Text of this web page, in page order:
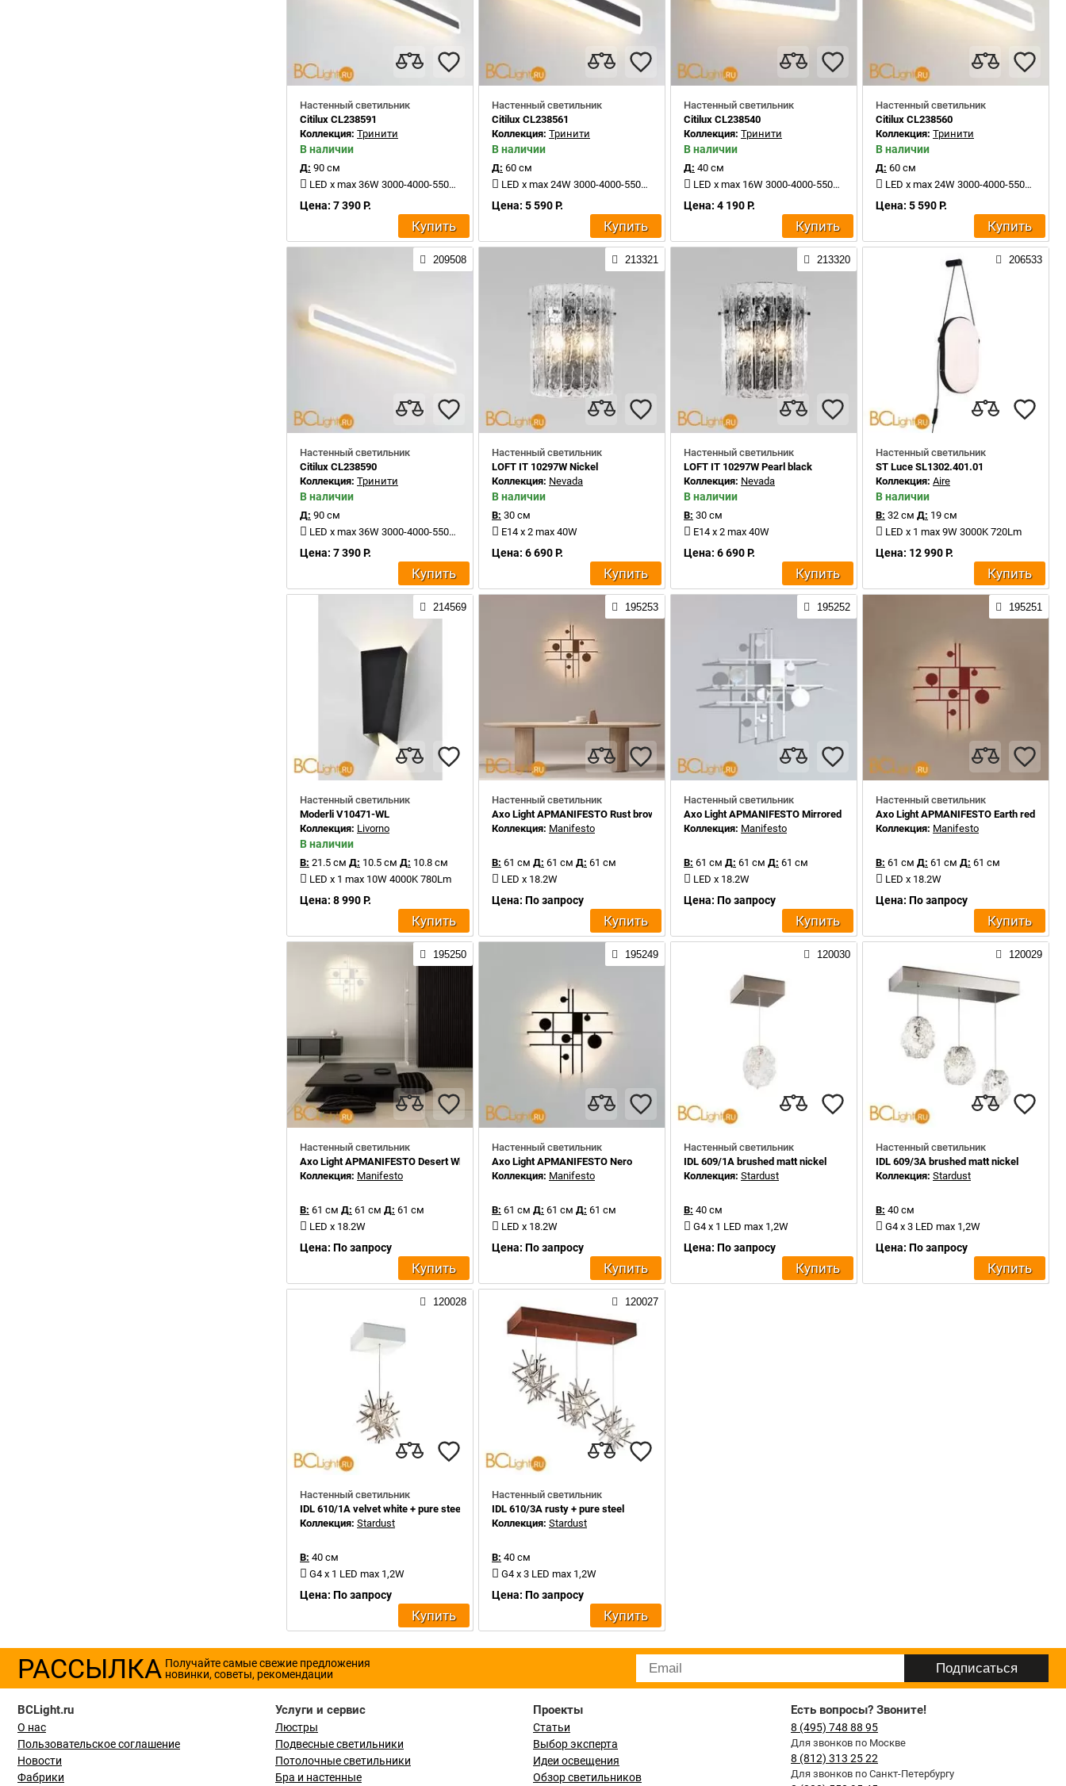
Настенный светильник
Citilux CL238591
Коллекция: Тринити
В наличии
Д: 90 см
LED x max 36W 3000-4000-5500K 4000Lm
Цена: 7 390 Р.
Купить
Настенный светильник
Citilux CL238561
Коллекция: Тринити
В наличии
Д: 60 см
LED x max 24W 3000-4000-5500K 2400Lm
Цена: 5 590 Р.
Купить
Настенный светильник
Citilux CL238540
Коллекция: Тринити
В наличии
Д: 40 см
LED x max 16W 3000-4000-5500K 1500Lm
Цена: 4 190 Р.
Купить
Настенный светильник
Citilux CL238560
Коллекция: Тринити
В наличии
Д: 60 см
LED x max 24W 3000-4000-5500K 2400Lm
Цена: 5 590 Р.
Купить
209508
Настенный светильник
Citilux CL238590
Коллекция: Тринити
В наличии
Д: 90 см
LED x max 36W 3000-4000-5500K 4000Lm
Цена: 7 390 Р.
Купить
213321
Настенный светильник
LOFT IT 10297W Nickel
Коллекция: Nevada
В наличии
В: 30 см
E14 x 2 max 40W
Цена: 6 690 Р.
Купить
213320
Настенный светильник
LOFT IT 10297W Pearl black
Коллекция: Nevada
В наличии
В: 30 см
E14 x 2 max 40W
Цена: 6 690 Р.
Купить
206533
Настенный светильник
ST Luce SL1302.401.01
Коллекция: Aire
В наличии
В: 32 см Д: 19 см
LED x 1 max 9W 3000K 720Lm
Цена: 12 990 Р.
Купить
214569
Настенный светильник
Moderli V10471-WL
Коллекция: Livorno
В наличии
В: 21.5 см Д: 10.5 см Д: 10.8 см
LED x 1 max 10W 4000K 780Lm
Цена: 8 990 Р.
Купить
195253
Настенный светильник
Axo Light APMANIFESTO Rust brown
Коллекция: Manifesto
В: 61 см Д: 61 см Д: 61 см
LED x 18.2W
Цена: По запросу
Купить
195252
Настенный светильник
Axo Light APMANIFESTO Mirrored steel
Коллекция: Manifesto
В: 61 см Д: 61 см Д: 61 см
LED x 18.2W
Цена: По запросу
Купить
195251
Настенный светильник
Axo Light APMANIFESTO Earth red
Коллекция: Manifesto
В: 61 см Д: 61 см Д: 61 см
LED x 18.2W
Цена: По запросу
Купить
195250
Настенный светильник
Axo Light APMANIFESTO Desert White
Коллекция: Manifesto
В: 61 см Д: 61 см Д: 61 см
LED x 18.2W
Цена: По запросу
Купить
195249
Настенный светильник
Axo Light APMANIFESTO Nero
Коллекция: Manifesto
В: 61 см Д: 61 см Д: 61 см
LED x 18.2W
Цена: По запросу
Купить
120030
Настенный светильник
IDL 609/1A brushed matt nickel
Коллекция: Stardust
В: 40 см
G4 x 1 LED max 1,2W
Цена: По запросу
Купить
120029
Настенный светильник
IDL 609/3A brushed matt nickel
Коллекция: Stardust
В: 40 см
G4 x 3 LED max 1,2W
Цена: По запросу
Купить
120028
Настенный светильник
IDL 610/1A velvet white + pure steel
Коллекция: Stardust
В: 40 см
G4 x 1 LED max 1,2W
Цена: По запросу
Купить
120027
Настенный светильник
IDL 610/3A rusty + pure steel
Коллекция: Stardust
В: 40 см
G4 x 3 LED max 1,2W
Цена: По запросу
Купить
РАССЫЛКА Получайте самые свежие предложения
новинки, советы, рекомендации
BCLight.ru
О нас
Пользовательское соглашение
Новости
Фабрики
Услуги и сервис
Люстры
Подвесные светильники
Потолочные светильники
Бра и настенные
Проекты
Статьи
Выбор эксперта
Идеи освещения
Обзор светильников
Есть вопросы? Звоните!
8 (495) 748 88 95
Для звонков по Москве
8 (812) 313 25 22
Для звонков по Санкт-Петербургу